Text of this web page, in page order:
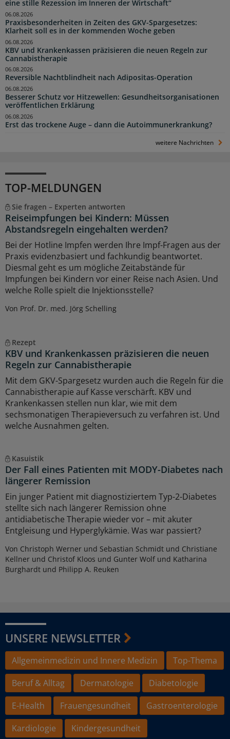
eine stille Rezession im Inneren der Wirtschaft“
Praxisbesonderheiten in Zeiten des GKV-Spargesetzes:
Klarheit soll es in der kommenden Woche geben
06.08.2026
KBV und Krankenkassen präzisieren die neuen Regeln zur
Cannabistherapie
06.08.2026
Reversible Nachtblindheit nach Adipositas-Operation
06.08.2026
Besserer Schutz vor Hitzewellen: Gesundheitsorganisationen
veröffentlichen Erklärung
06.08.2026
Erst das trockene Auge – dann die Autoimmunerkrankung?
06.08.2026
weitere Nachrichten
TOP-MELDUNGEN
Sie fragen – Experten antworten
Reiseimpfungen bei Kindern: Müssen
Abstandsregeln eingehalten werden?
Bei der Hotline Impfen werden Ihre Impf-Fragen aus der
Praxis evidenzbasiert und fachkundig beantwortet.
Diesmal geht es um mögliche Zeitabstände für
Impfungen bei Kindern vor einer Reise nach Asien. Und
welche Rolle spielt die Injektionsstelle?
Von Prof. Dr. med. Jörg Schelling
Rezept
KBV und Krankenkassen präzisieren die neuen
Regeln zur Cannabistherapie
Mit dem GKV-Spargesetz wurden auch die Regeln für die
Cannabistherapie auf Kasse verschärft. KBV und
Krankenkassen stellen nun klar, wie mit dem
sechsmonatigen Therapieversuch zu verfahren ist. Und
welche Ausnahmen gelten.
Kasuistik
Der Fall eines Patienten mit MODY-Diabetes nach
längerer Remission
Ein junger Patient mit diagnostiziertem Typ-2-Diabetes
stellte sich nach längerer Remission ohne
antidiabetische Therapie wieder vor – mit akuter
Entgleisung und Hyperglykämie. Was war passiert?
Von Christoph Werner und Sebastian Schmidt und Christiane
Kellner und Christof Kloos und Gunter Wolf und Katharina
Burghardt und Philipp A. Reuken
UNSERE NEWSLETTER
Allgemeinmedizin und Innere Medizin
Top-Thema
Beruf & Alltag
Dermatologie
Diabetologie
E-Health
Frauengesundheit
Gastroenterologie
Kardiologie
Kindergesundheit